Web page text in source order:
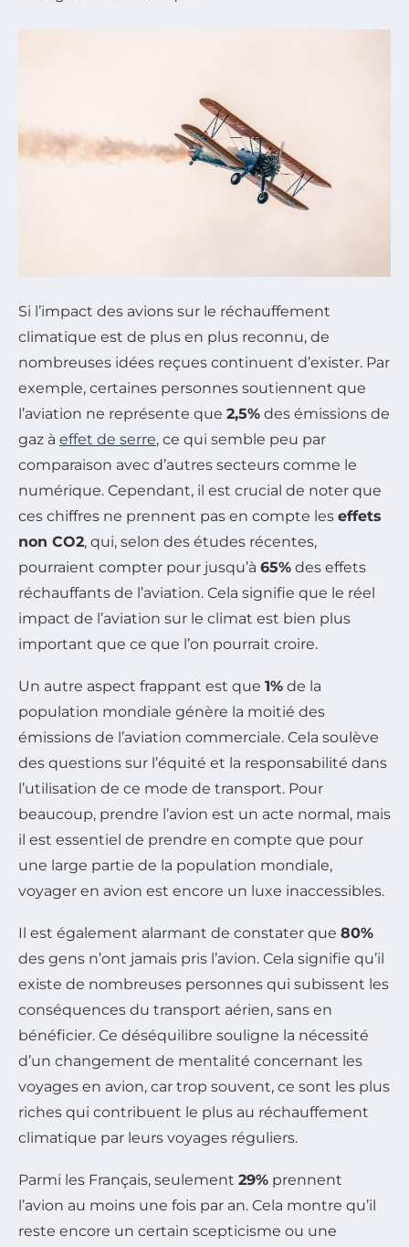
Si l’impact des avions sur le réchauffement
climatique est de plus en plus reconnu, de
nombreuses idées reçues continuent d’exister. Par
exemple, certaines personnes soutiennent que
l’aviation ne représente que 2,5% des émissions de
gaz à effet de serre, ce qui semble peu par
comparaison avec d’autres secteurs comme le
numérique. Cependant, il est crucial de noter que
ces chiffres ne prennent pas en compte les effets
non CO2, qui, selon des études récentes,
pourraient compter pour jusqu’à 65% des effets
réchauffants de l’aviation. Cela signifie que le réel
impact de l’aviation sur le climat est bien plus
important que ce que l’on pourrait croire.
Un autre aspect frappant est que 1% de la
population mondiale génère la moitié des
émissions de l’aviation commerciale. Cela soulève
des questions sur l’équité et la responsabilité dans
l’utilisation de ce mode de transport. Pour
beaucoup, prendre l’avion est un acte normal, mais
il est essentiel de prendre en compte que pour
une large partie de la population mondiale,
voyager en avion est encore un luxe inaccessibles.
Il est également alarmant de constater que 80%
des gens n’ont jamais pris l’avion. Cela signifie qu’il
existe de nombreuses personnes qui subissent les
conséquences du transport aérien, sans en
bénéficier. Ce déséquilibre souligne la nécessité
d’un changement de mentalité concernant les
voyages en avion, car trop souvent, ce sont les plus
riches qui contribuent le plus au réchauffement
climatique par leurs voyages réguliers.
Parmi les Français, seulement 29% prennent
l’avion au moins une fois par an. Cela montre qu’il
reste encore un certain scepticisme ou une